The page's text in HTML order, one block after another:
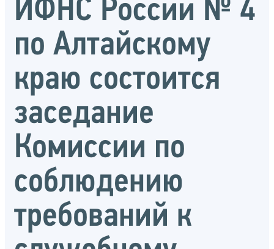
ИФНС России № 4
по Алтайскому
краю состоится
заседание
Комиссии по
соблюдению
требований к